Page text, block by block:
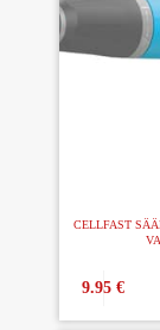
CELLFAST
9.95€